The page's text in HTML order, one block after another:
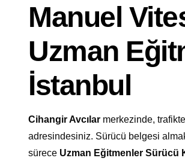
Manuel
Uzman
İstanbul
Cihangir Avcılar merkezinde,
adresindesiniz. Sürücü belgesi
sürece Uzman Eğitmenler Sürücü